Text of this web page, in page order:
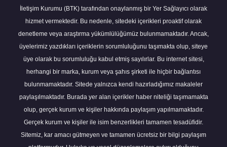
İletişim Kurumu (BTK) tarafından onaylanmış bir Yer Sağlayıcı olarak
hizmet vermektedir. Bu nedenle, sitedeki içerikleri proaktif olarak
denetleme veya araştırma yükümlülüğümüz bulunmamaktadır. Ancak,
üyelerimiz yazdıkları içeriklerin sorumluluğunu taşımakta olup, siteye
üye olarak bu sorumluluğu kabul etmiş sayılırlar. Bu internet sitesi,
herhangi bir marka, kurum veya şahıs şirketi ile hiçbir bağlantısı
bulunmamaktadır. Sitede yalnızca kendi hazırladığımız makaleler
paylaşılmaktadır. Burada yer alan içerikler haber niteliği taşımamakta
olup, gerçek kurum ve kişiler hakkında paylaşım yapılmamaktadır.
Gerçek kurum ve kişiler ile isim benzerlikleri tamamen tesadüfidir.
Sitemiz, kar amacı gütmeyen ve tamamen ücretsiz bir bilgi paylaşım